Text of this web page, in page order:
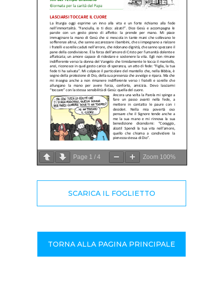
Page 1 / 4 Zoom 100%
SCARICA IL FOGLIETTO
TORNA ALLA PAGINA PRINCIPALE